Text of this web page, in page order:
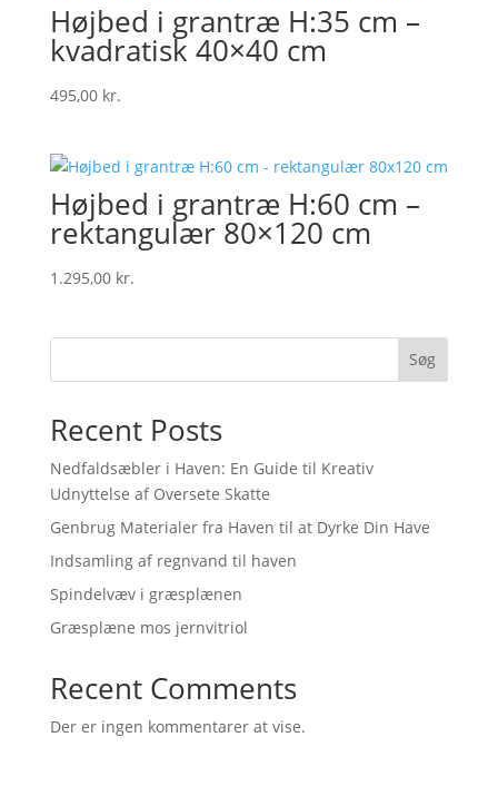
Højbed i grantræ H:35 cm –
kvadratisk 40×40 cm
495,00 kr.
Højbed i grantræ H:60 cm –
rektangulær 80×120 cm
1.295,00 kr.
Søg
Recent Posts
Nedfaldsæbler i Haven: En Guide til Kreativ
Udnyttelse af Oversete Skatte
Genbrug Materialer fra Haven til at Dyrke Din Have
Indsamling af regnvand til haven
Spindelvæv i græsplænen
Græsplæne mos jernvitriol
Recent Comments
Der er ingen kommentarer at vise.